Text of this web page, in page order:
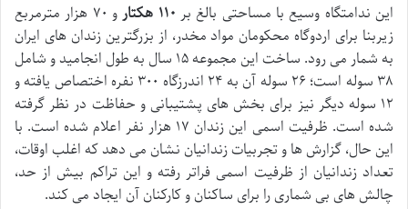
این ندامتگاه وسیع با مساحتی بالغ بر ۱۱۰ هکتار
و ۷۰ هزار مترمربع
زیربنا برای اردوگاه محکومان مواد مخدر، از بزرگترین زندان های ایران
به شمار می رود. ساخت این مجموعه ۱۵ سال به طول انجامید و شامل
۳۸ سوله است؛ ۲۶ سوله آن به ۲۴ اندرزگاه ۳۰۰ نفره اختصاص یافته و
۱۲ سوله دیگر نیز برای بخش های پشتیبانی و حفاظت در نظر گرفته
شده است. ظرفیت اسمی این زندان ۱۷ هزار نفر اعلام شده است. با
این حال، گزارش ها و تجربیات زندانیان نشان می دهد که اغلب اوقات،
تعداد زندانیان از ظرفیت اسمی فراتر رفته و این تراکم بیش از حد،
چالش های بی شماری را برای ساکنان و کارکنان آن ایجاد می کند.